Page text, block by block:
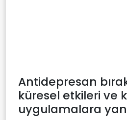
Antidepresan
küresel etkileri ve
uygulamalara